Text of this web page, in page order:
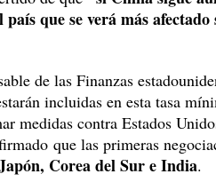
país que se verá más
de las Finanzas
incluidas en esta tasa
medidas contra Estados
que las primeras
Corea del Sur e India.